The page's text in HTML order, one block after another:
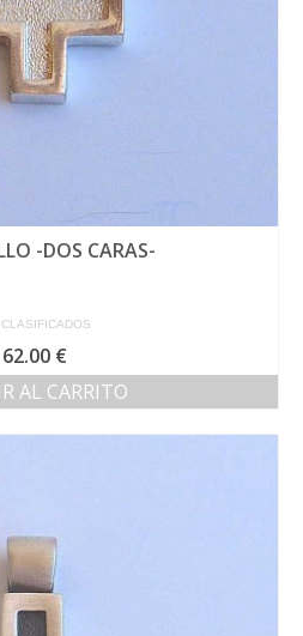
página
de
producto
-DOS CARAS-
CLASIFICADOS
62.00 €
AL CARRITO